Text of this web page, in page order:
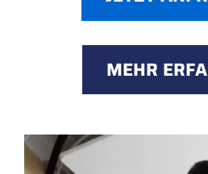
JETZT
MEHR